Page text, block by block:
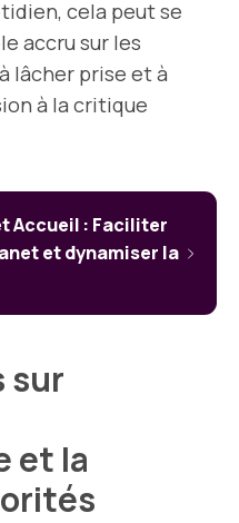
cela peut se
accru sur les
lâcher prise et à
à la critique
Accueil : Faciliter
et dynamiser la
sur
et la